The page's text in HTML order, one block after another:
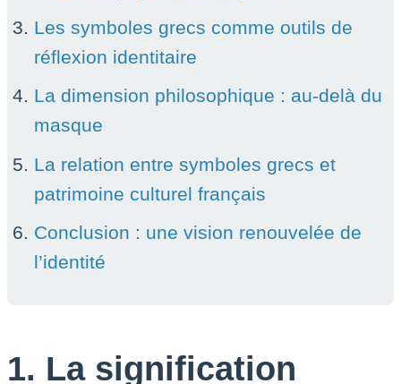
Les symboles grecs comme outils de
réflexion identitaire
La dimension philosophique : au-delà du
masque
La relation entre symboles grecs et
patrimoine culturel français
Conclusion : une vision renouvelée de
l’identité
1. La signification